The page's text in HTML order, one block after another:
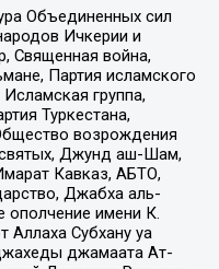
Объединенных сил
Ичкерии и
Священная война,
Партия исламского
группа,
Туркестана,
возрождения
Джунд аш-Шам,
Кавказ, АБТО,
Джабха аль-
имени К.
Субхану уа
джамаата Ат-